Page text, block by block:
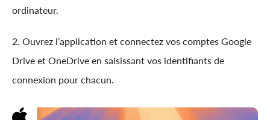
ordinateur.
2. Ouvrez l’application et connectez vos comptes Google
Drive et OneDrive en saisissant vos identifiants de
connexion pour chacun.